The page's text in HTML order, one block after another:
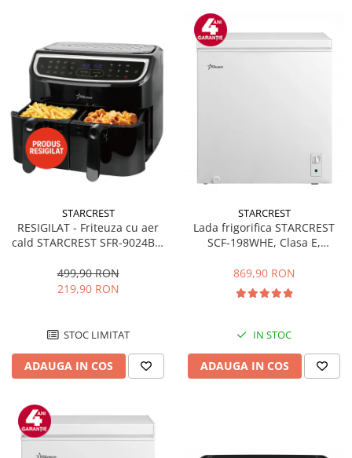
STARCREST
RESIGILAT - Friteuza cu aer
cald STARCREST SFR-9024BK,
Termostat 80 - 200 °C, 12
programe, Negru
499,90 RON
219,90 RON
STOC LIMITAT
ADAUGA IN COS
STARCREST
Lada frigorifica STARCREST
SCF-198WHE, Clasa E,
convertibil - functie frigider,
Termostat reglabil, Alb
869,90 RON
IN STOC
ADAUGA IN COS